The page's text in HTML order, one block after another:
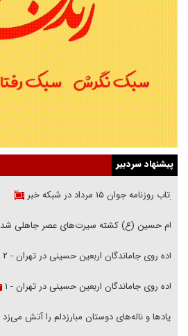
پیشنهاد سردبیر
بازتاب روزنامه جوان ۱۵ مرداد در شبکه خبر
امام حسین (ع) کشته سیرت‌های عصر جاهلی شد
پیاده روی جاماندگان اربعین حسینی در تهران - ۲
پیاده روی جاماندگان اربعین حسینی در تهران - ۱
فریاد‌ها و ناله‌های دوستان مبارزدلم را آتش می‌زد